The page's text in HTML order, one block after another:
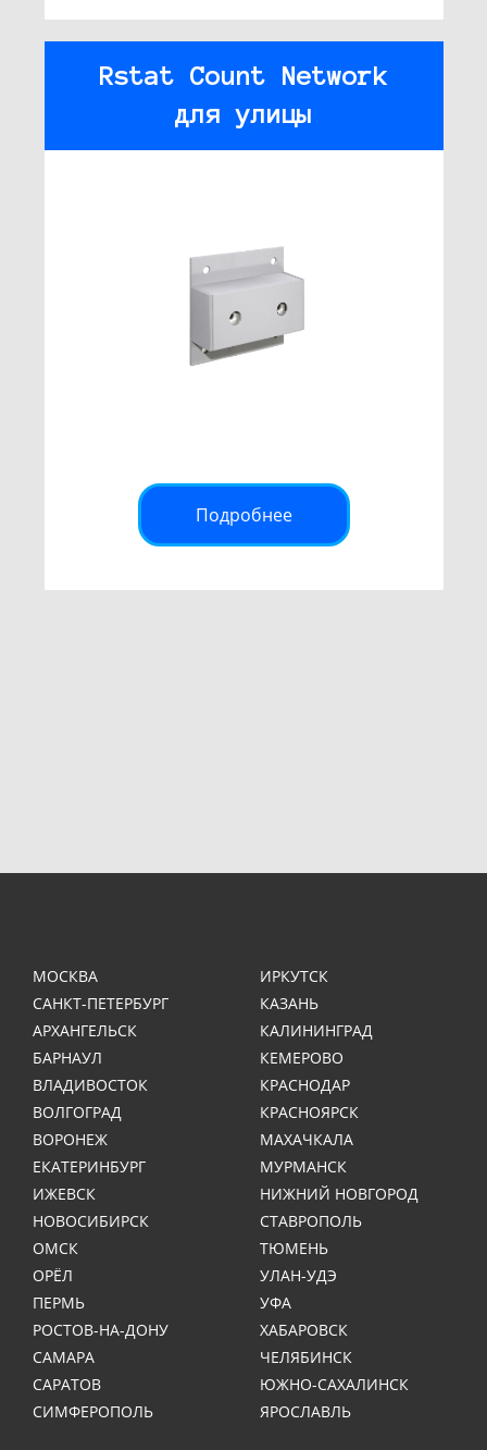
Rstat Count Network
для улицы
Подробнее
МОСКВА
САНКТ-ПЕТЕРБУРГ
АРХАНГЕЛЬСК
БАРНАУЛ
ВЛАДИВОСТОК
ВОЛГОГРАД
ВОРОНЕЖ
ЕКАТЕРИНБУРГ
ИЖЕВСК
ИРКУТСК
КАЗАНЬ
КАЛИНИНГРАД
КЕМЕРОВО
КРАСНОДАР
КРАСНОЯРСК
МАХАЧКАЛА
МУРМАНСК
НИЖНИЙ НОВГОРОД
НОВОСИБИРСК
ОМСК
ОРЁЛ
ПЕРМЬ
РОСТОВ-НА-ДОНУ
САМАРА
САРАТОВ
СИМФЕРОПОЛЬ
СТАВРОПОЛЬ
ТЮМЕНЬ
УЛАН-УДЭ
УФА
ХАБАРОВСК
ЧЕЛЯБИНСК
ЮЖНО-САХАЛИНСК
ЯРОСЛАВЛЬ